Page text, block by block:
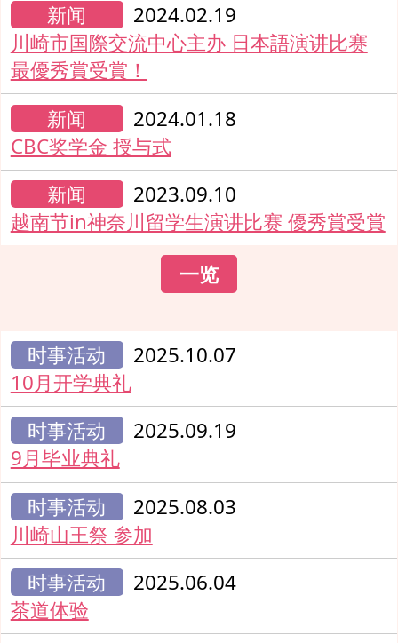
新闻
2024.02.19
川崎市国際交流中心主办 日本語演讲比赛
最優秀賞受賞！
新闻
2024.01.18
CBC奖学金 授与式
新闻
2023.09.10
越南节in神奈川留学生演讲比赛 優秀賞受賞
一览
时事活动
2025.10.07
10月开学典礼
时事活动
2025.09.19
9月毕业典礼
时事活动
2025.08.03
川崎山王祭 参加
时事活动
2025.06.04
茶道体验